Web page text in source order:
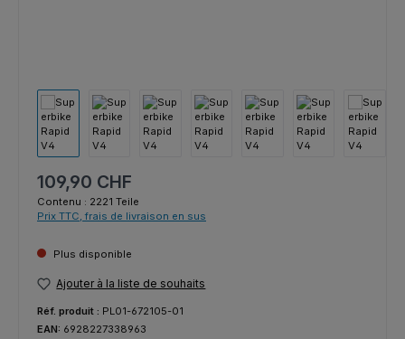
Prix régulier :
109,90 CHF
Contenu : 2221 Teile
Prix TTC, frais de livraison en sus
Plus disponible
Ajouter à la liste de souhaits
Réf. produit : PL01-672105-01
EAN: 6928227338963